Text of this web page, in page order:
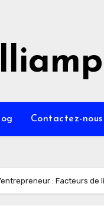
Contactez-nous
: Facteurs